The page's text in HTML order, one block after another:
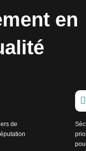
en
de
